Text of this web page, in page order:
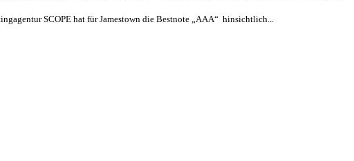
SCOPE hat für Jamestown die Bestnote „AAA“ hinsichtlich...